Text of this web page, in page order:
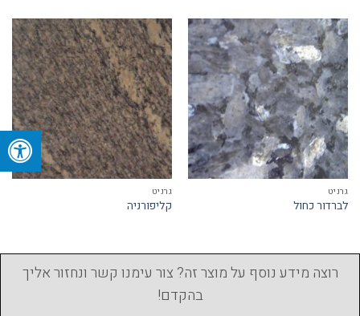
גרניט
לברדור כחול
גרניט
קליפורניה
רוצה מידע נוסף על מוצר זה? צור עימנו קשר ונחזור אליך
בהקדם!